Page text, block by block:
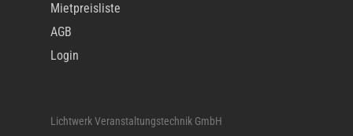
Mietpreisliste
AGB
Login
Lichtwerk Veranstaltungstechnik GmbH